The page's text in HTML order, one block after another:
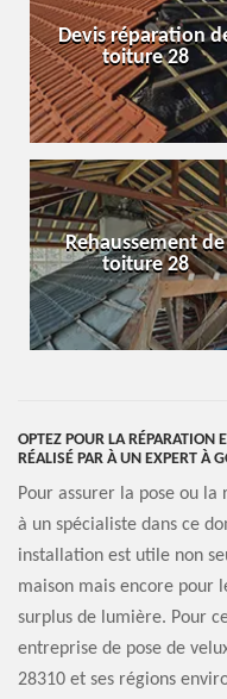
Devis réparation
toiture 28
Rehaussement de
toiture 28
OPTEZ POUR LA RÉPARATION
RÉALISÉ PAR À UN EXPERT À
Pour assurer la pose ou
à un spécialiste dans ce
installation est utile non
maison mais encore pour
surplus de lumière. Pour
entreprise de pose de
28310 et ses régions